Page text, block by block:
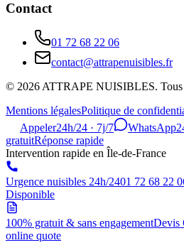
Contact
01 72 68 22 06
contact@attrapenuisibles.fr
© 2026ATTRAPE NUISIBLES. Tous
Mentions légalesPolitique de
Appeler24h/24 · 7j/7 WhatsApp
gratuitRéponse rapide
Intervention rapide en Île-de-France
Urgence nuisibles 24h/2401 72 68 22
Disponible
100% gratuit & sans engagementDevis
online quote